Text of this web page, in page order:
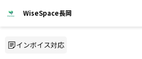
WiseSpace長岡
インボイス対応